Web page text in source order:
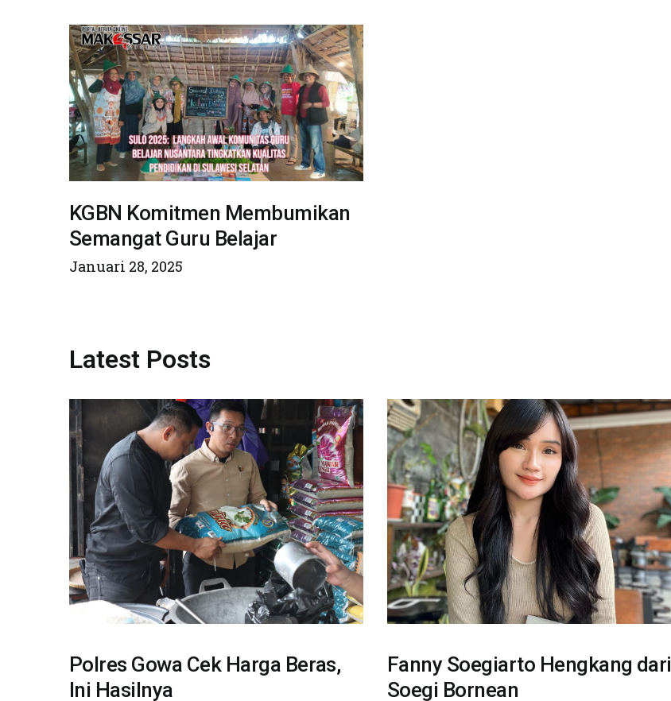
KGBN Komitmen Membumikan
Semangat Guru Belajar
Januari 28, 2025
Latest Posts
Polres Gowa Cek Harga Beras,
Ini Hasilnya
Fanny Soegiarto Hengkang dari
Soegi Bornean